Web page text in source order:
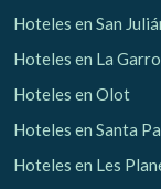
Hoteles en San
Hoteles en La
Hoteles en Olot
Hoteles en Santa
Hoteles en Les